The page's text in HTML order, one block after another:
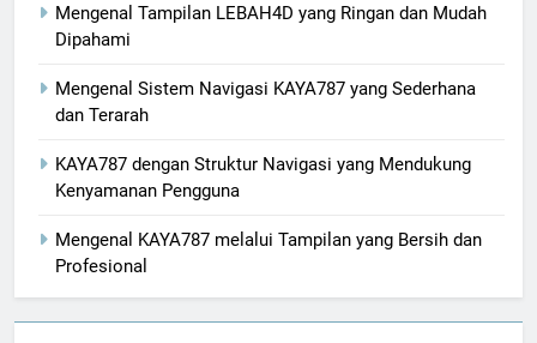
Mengenal Tampilan LEBAH4D yang Ringan dan Mudah
Dipahami
Mengenal Sistem Navigasi KAYA787 yang Sederhana
dan Terarah
KAYA787 dengan Struktur Navigasi yang Mendukung
Kenyamanan Pengguna
Mengenal KAYA787 melalui Tampilan yang Bersih dan
Profesional